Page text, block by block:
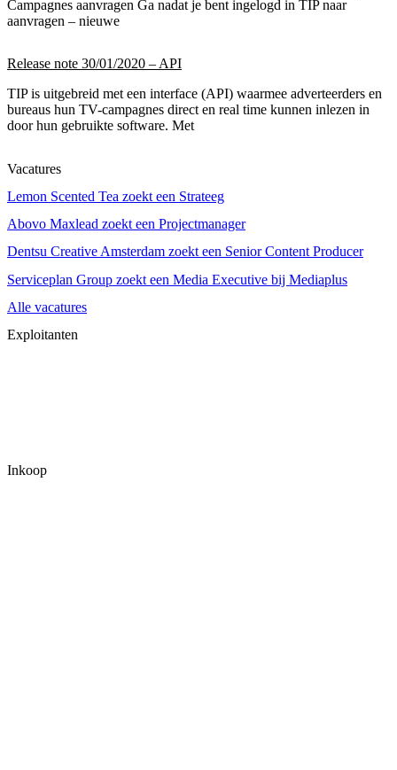
Campagnes aanvragen Ga nadat je bent ingelogd in TIP naar
aanvragen – nieuwe
Release note 30/01/2020 – API
TIP is uitgebreid met een interface (API) waarmee adverteerders en
bureaus hun TV-campagnes direct en real time kunnen inlezen in
door hun gebruikte software. Met
Vacatures
Lemon Scented Tea zoekt een Strateeg
Abovo Maxlead zoekt een Projectmanager
Dentsu Creative Amsterdam zoekt een Senior Content Producer
Serviceplan Group zoekt een Media Executive bij Mediaplus
Alle vacatures
Exploitanten
Inkoop